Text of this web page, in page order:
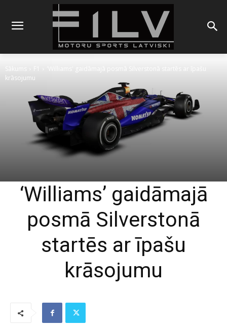
'Williams' gaidāmajā posmā Silverstonā startēs ar īpašu
krāsojumu
‘Williams’ gaidāmajā
posmā Silverstonā
startēs ar īpašu
krāsojumu